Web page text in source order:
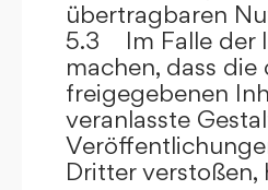
übertragbaren
5.3 Im Falle der
machen, dass
freigegebenen
veranlasste
Dritter verstoßen,